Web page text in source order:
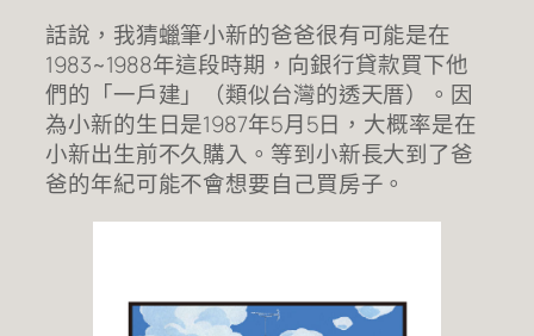
話說，我猜蠟筆小新的爸爸很有可能是在
1983~1988年這段時期，向銀行貸款買下他
們的「一戶建」（類似台灣的透天厝）。因
為小新的生日是1987年5月5日，大概率是在
小新出生前不久購入。等到小新長大到了爸
爸的年紀可能不會想要自己買房子。